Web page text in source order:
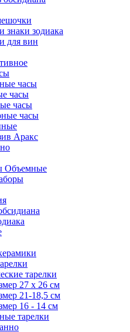
зодиака
для вин
часы
часы
часы
часы
Аракс
Объемные
тарелки
27 х 26 см
21-18,5 см
16 - 14 см
тарелки